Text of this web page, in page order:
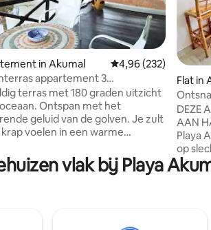
van 4,95 op 5, 190 recensies
in Akumal Gemiddelde
4,96 (232)
appartement 3
drie badkamers.
terras met 180 graden uitzicht
Ontspan met het
geluid van de golven. Je zult
voelen in een warme
voet. Met dagelijkse
behalve op zondag.
alleen Mexico en de VS. Je kunt
Flat in
strand!
DEZE
AAN
Playa
op
naar
vlak bij Playa